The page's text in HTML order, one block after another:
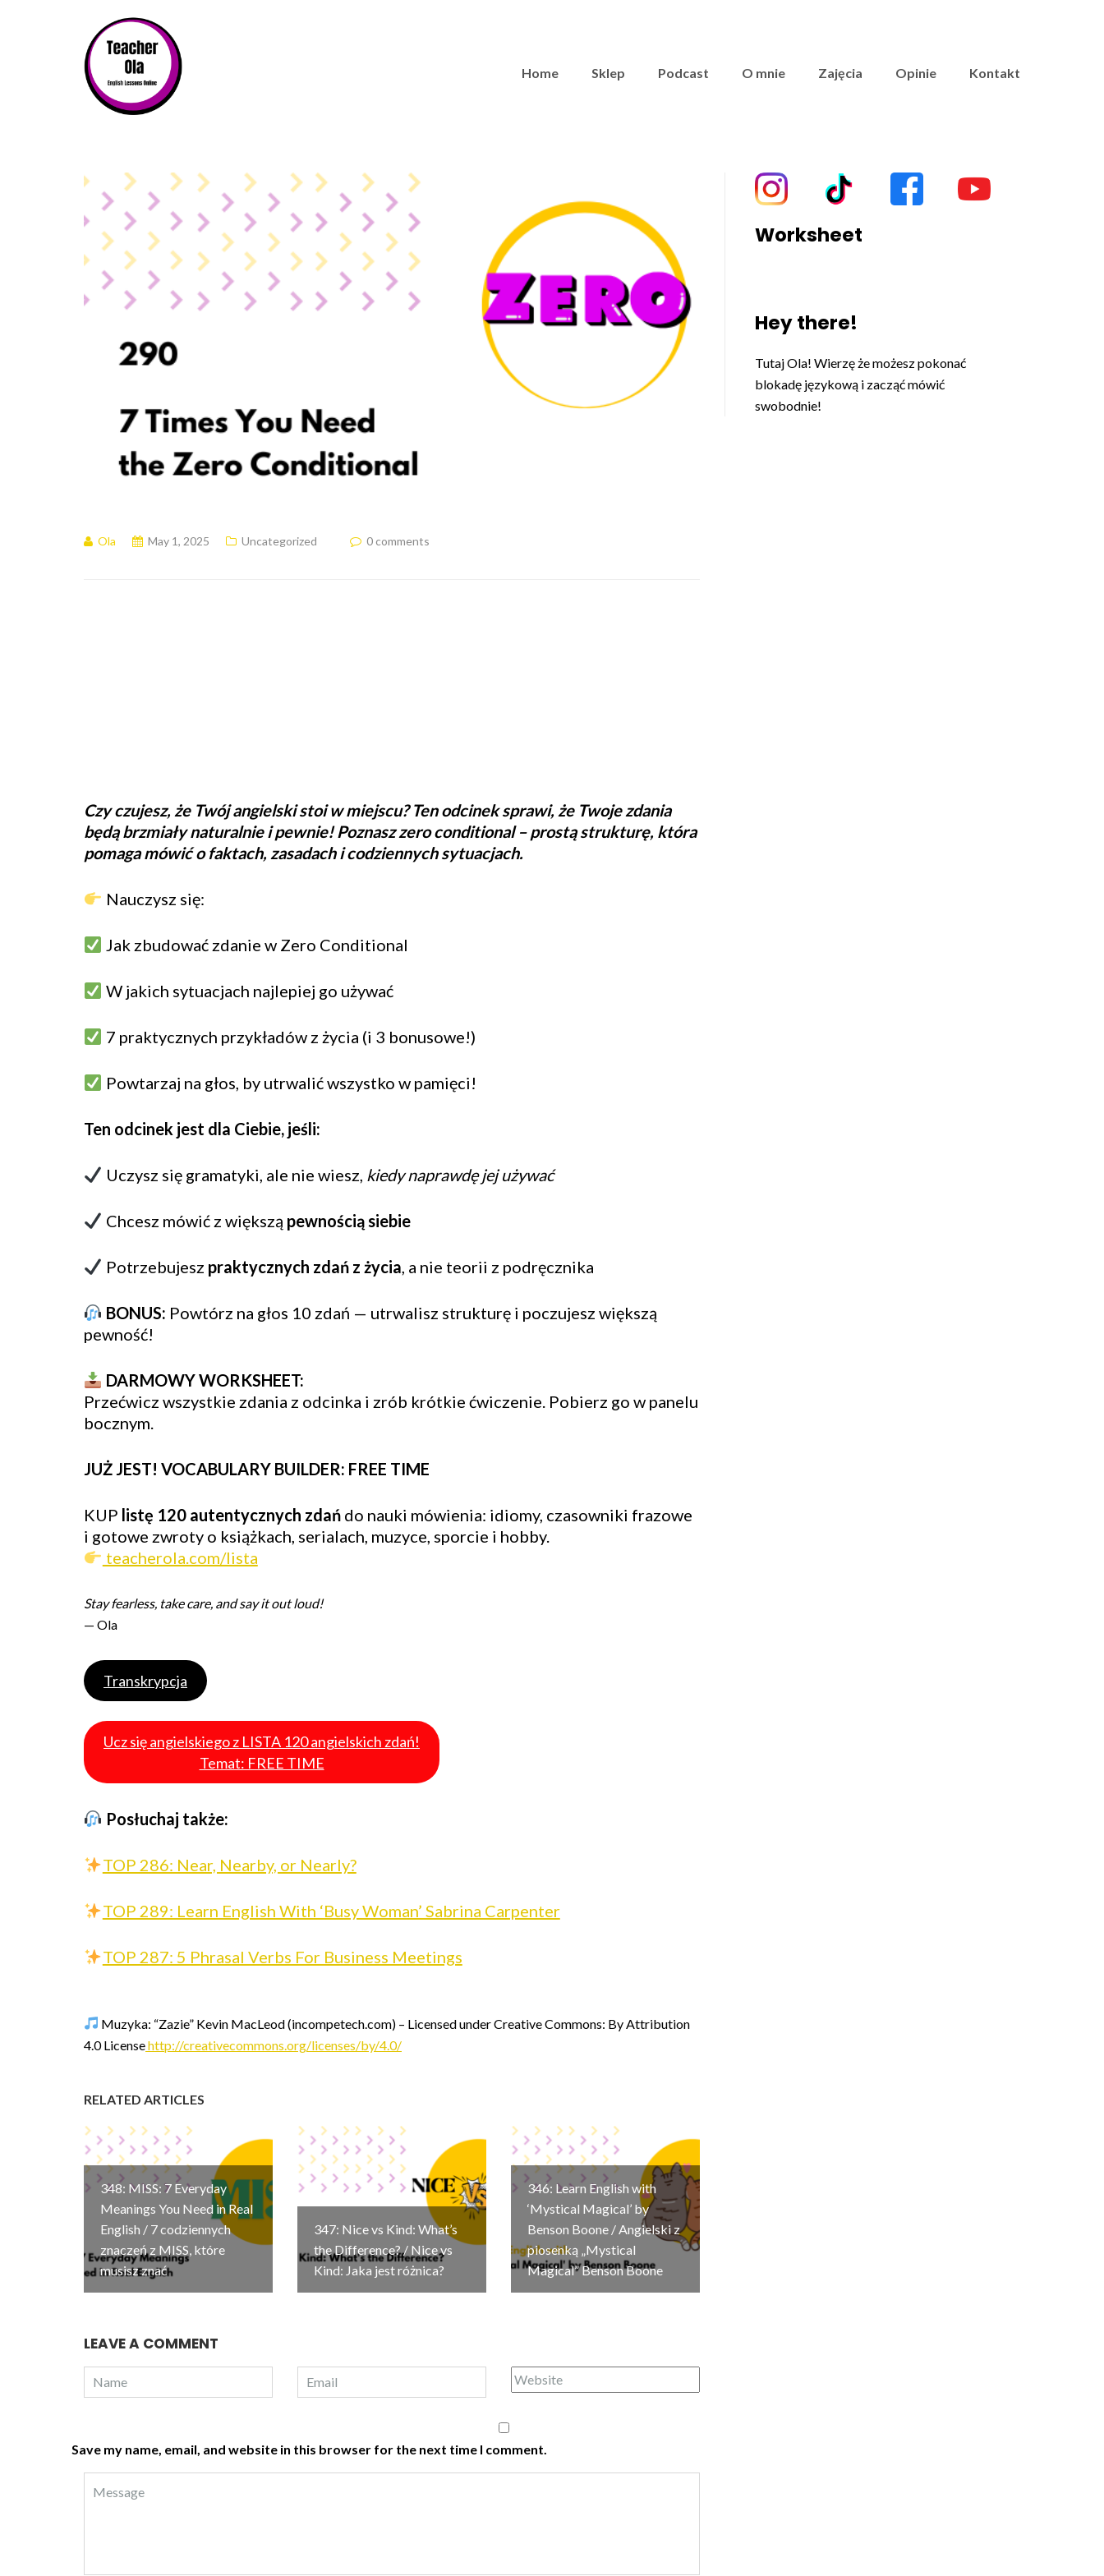
Home Sklep Podcast O mnie Zajęcia Opinie Kontakt
Ola May 1, 2025 Uncategorized 0 comments
Czy czujesz, że Twój angielski stoi w miejscu? Ten odcinek sprawi, że Twoje zdania
będą brzmiały naturalnie i pewnie! Poznasz zero conditional – prostą strukturę, która
pomaga mówić o faktach, zasadach i codziennych sytuacjach.
Nauczysz się:
Jak zbudować zdanie w Zero Conditional
W jakich sytuacjach najlepiej go używać
7 praktycznych przykładów z życia (i 3 bonusowe!)
Powtarzaj na głos, by utrwalić wszystko w pamięci!
Ten odcinek jest dla Ciebie, jeśli:
Uczysz się gramatyki, ale nie wiesz, kiedy naprawdę jej używać
Chcesz mówić z większą pewnością siebie
Potrzebujesz praktycznych zdań z życia, a nie teorii z podręcznika
BONUS: Powtórz na głos 10 zdań — utrwalisz strukturę i poczujesz większą
pewność!
DARMOWY WORKSHEET:
Przećwicz wszystkie zdania z odcinka i zrób krótkie ćwiczenie. Pobierz go w panelu
bocznym.
JUŻ JEST! VOCABULARY BUILDER: FREE TIME
KUP listę 120 autentycznych zdań do nauki mówienia: idiomy, czasowniki frazowe
i gotowe zwroty o książkach, serialach, muzyce, sporcie i hobby.
teacherola.com/lista
Stay fearless, take care, and say it out loud!
— Ola
Transkrypcja
Ucz się angielskiego z LISTA 120 angielskich zdań!
Temat: FREE TIME
Posłuchaj także:
TOP 286: Near, Nearby, or Nearly?
TOP 289: Learn English With ‘Busy Woman’ Sabrina Carpenter
TOP 287: 5 Phrasal Verbs For Business Meetings
Muzyka: “Zazie” Kevin MacLeod (incompetech.com) – Licensed under Creative Commons: By Attribution
4.0 Licensehttp://creativecommons.org/licenses/by/4.0/
RELATED ARTICLES
348: MISS: 7 Everyday
Meanings You Need in Real
English / 7 codziennych
znaczeń z MISS, które
musisz znać
347: Nice vs Kind: What’s
the Difference? / Nice vs
Kind: Jaka jest różnica?
346: Learn English with
‘Mystical Magical’ by
Benson Boone / Angielski z
piosenką „Mystical
Magical” Benson Boone
LEAVE A COMMENT
Save my name, email, and website in this browser for the next time I comment.
Worksheet
Hey there!
Tutaj Ola! Wierzę że możesz pokonać
blokadę językową i zacząć mówić
swobodnie!